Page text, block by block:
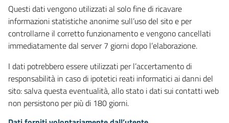
Questi dati vengono utilizzati al solo fine di ricavare
informazioni statistiche anonime sull’uso del sito e per
controllarne il corretto funzionamento e vengono cancellati
immediatamente dal server 7 giorni dopo l’elaborazione.
I dati potrebbero essere utilizzati per l’accertamento di
responsabilità in caso di ipotetici reati informatici ai danni del
sito: salva questa eventualità, allo stato i dati sui contatti web
non persistono per più di 180 giorni.